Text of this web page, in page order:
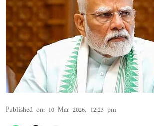
Published on: 10 Mar 2026, 12:23 pm